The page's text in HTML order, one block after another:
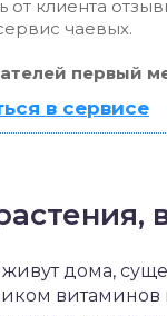
клиента
чаевых.
первый
в сервисе
дома,